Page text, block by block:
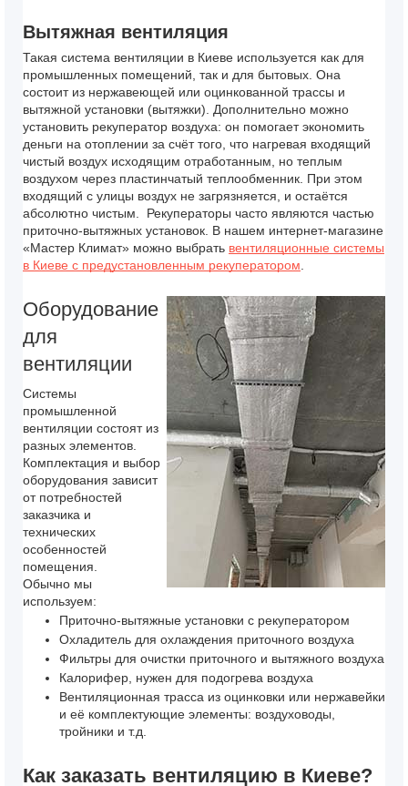
Вытяжная вентиляция
Такая система вентиляции в Киеве используется как для
промышленных помещений, так и для бытовых. Она
состоит из нержавеющей или оцинкованной трассы и
вытяжной установки (вытяжки). Дополнительно можно
установить рекуператор воздуха: он помогает экономить
деньги на отоплении за счёт того, что нагревая входящий
чистый воздух исходящим отработанным, но теплым
воздухом через пластинчатый теплообменник. При этом
входящий с улицы воздух не загрязняется, и остаётся
абсолютно чистым. Рекуператоры часто являются частью
приточно-вытяжных установок. В нашем интернет-магазине
«Мастер Климат» можно выбрать вентиляционные системы
в Киеве с предустановленным рекуператором
Оборудование
для
вентиляции
Системы
промышленной
вентиляции состоят из
разных элементов.
Комплектация и выбор
оборудования зависит
от потребностей
заказчика и
технических
особенностей
помещения.
Обычно мы
используем:
Приточно-вытяжные установки с рекуператором
Охладитель для охлаждения приточного воздуха
Фильтры для очистки приточного и вытяжного воздуха
Калорифер, нужен для подогрева воздуха
Вентиляционная трасса из оцинковки или нержавейки
и её комплектующие элементы: воздуховоды,
тройники и т.д.
Как заказать вентиляцию в Киеве?